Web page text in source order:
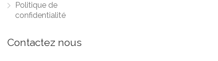
Politique de
confidentialité
Contactez nous